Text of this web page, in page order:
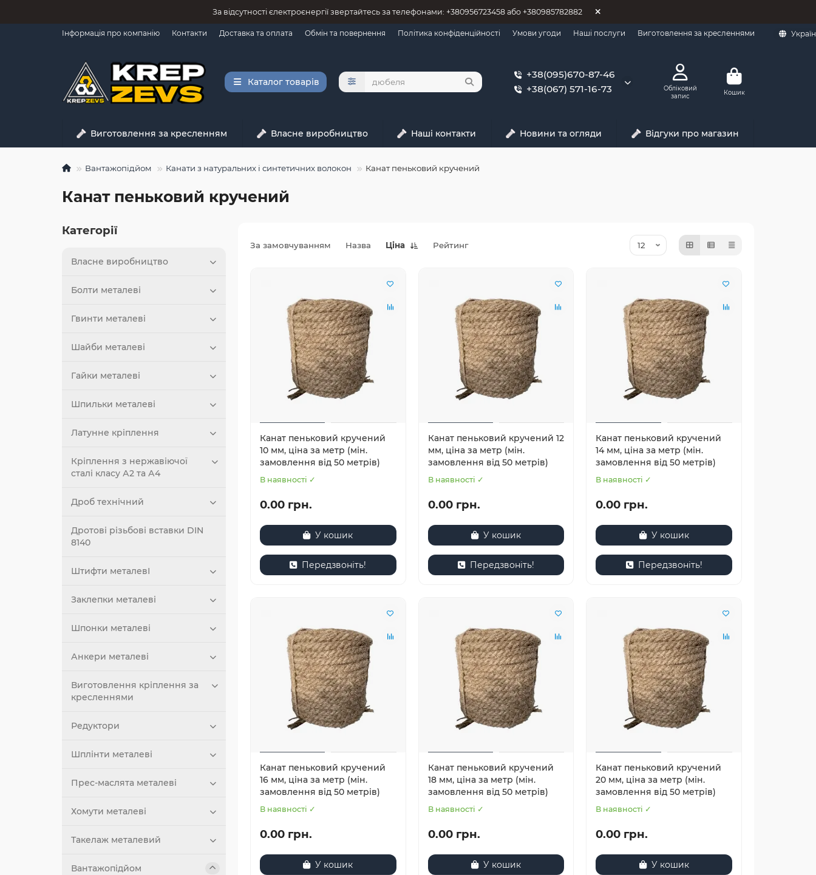
За відсутності єлектроєнергії звертайтесь за телефонами: +380956723458 або +380985782882
Інформація про компанію Контакти Доставка та оплата Обмін та повернення Політика конфіденційності Умови угоди Наші послуги Виготовлення за кресленнями
Каталог товарів
+38(095)670-87-46
+38(067) 571-16-73
Обліковий
запис
Кошик
Виготовлення за кресленням Власне виробництво Наші контакти Новини та огляди Відгуки про магазин
Вантажопідйом Канати з натуральних і синтетичних волокон Канат пеньковий кручений
Канат пеньковий кручений
Категорії
Власне виробництво
Болти металеві
Гвинти металеві
Шайби металеві
Гайки металеві
Шпильки металеві
Латунне кріплення
Кріплення з нержавіючої
сталі класу А2 та А4
Дроб технічний
Дротові різьбові вставки DIN
8140
Штифти металевІ
Заклепки металеві
Шпонки металеві
Анкери металеві
Виготовлення кріплення за
кресленнями
Редуктори
Шплінти металеві
Прес-маслята металеві
Хомути металеві
Такелаж металевий
Вантажопідйом
За замовчуванням Назва Ціна Рейтинг
Канат пеньковий кручений
10 мм, ціна за метр (мін.
замовлення від 50 метрів)
В наявності ✓
0.00 грн.
У кошик
Передзвоніть!
Канат пеньковий кручений 12
мм, ціна за метр (мін.
замовлення від 50 метрів)
В наявності ✓
0.00 грн.
У кошик
Передзвоніть!
Канат пеньковий кручений
14 мм, ціна за метр (мін.
замовлення від 50 метрів)
В наявності ✓
0.00 грн.
У кошик
Передзвоніть!
Канат пеньковий кручений
16 мм, ціна за метр (мін.
замовлення від 50 метрів)
В наявності ✓
0.00 грн.
У кошик
Канат пеньковий кручений
18 мм, ціна за метр (мін.
замовлення від 50 метрів)
В наявності ✓
0.00 грн.
У кошик
Канат пеньковий кручений
20 мм, ціна за метр (мін.
замовлення від 50 метрів)
В наявності ✓
0.00 грн.
У кошик